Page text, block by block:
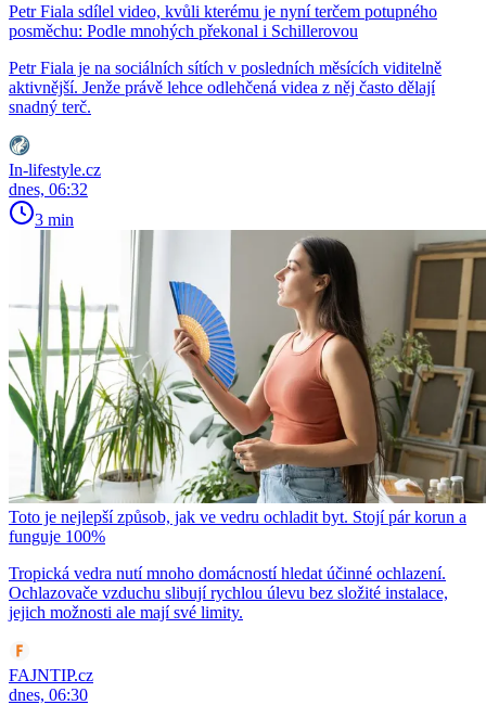
Petr Fiala sdílel video, kvůli kterému je nyní terčem potupného
posměchu: Podle mnohých překonal i Schillerovou
Petr Fiala je na sociálních sítích v posledních měsících viditelně
aktivnější. Jenže právě lehce odlehčená videa z něj často dělají
snadný terč.
In-lifestyle.cz
dnes, 06:32
3 min
Toto je nejlepší způsob, jak ve vedru ochladit byt. Stojí pár korun a
funguje 100%
Tropická vedra nutí mnoho domácností hledat účinné ochlazení.
Ochlazovače vzduchu slibují rychlou úlevu bez složité instalace,
jejich možnosti ale mají své limity.
FAJNTIP.cz
dnes, 06:30